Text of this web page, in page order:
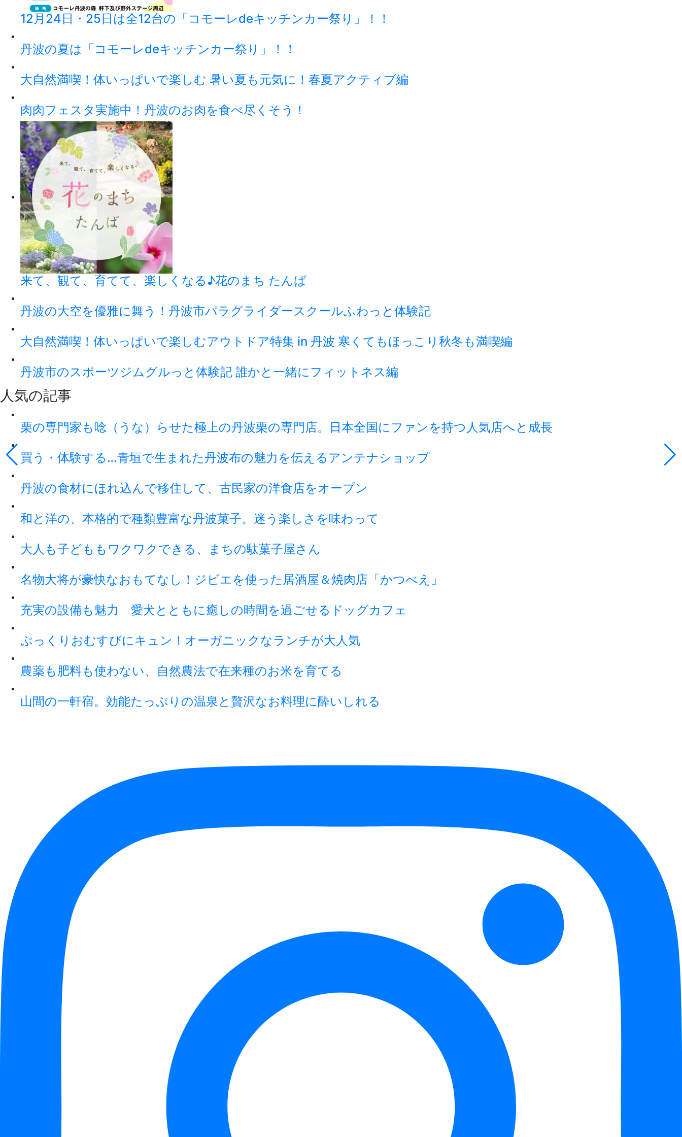
12月24日・25日は全12台の「コモーレdeキッチンカー祭り」！！
丹波の夏は「コモーレdeキッチンカー祭り」！！
大自然満喫！体いっぱいで楽しむ 暑い夏も元気に！春夏アクティブ編
肉肉フェスタ実施中！丹波のお肉を食べ尽くそう！
来て、観て、育てて、楽しくなる♪花のまち たんば
丹波の大空を優雅に舞う！丹波市パラグライダースクールふわっと体験記
大自然満喫！体いっぱいで楽しむアウトドア特集 in 丹波 寒くてもほっこり秋冬も満喫編
丹波市のスポーツジムグルっと体験記 誰かと一緒にフィットネス編
人気の記事
栗の専門家も唸（うな）らせた極上の丹波栗の専門店。日本全国にファンを持つ人気店へと成長
買う・体験する…青垣で生まれた丹波布の魅力を伝えるアンテナショップ
丹波の食材にほれ込んで移住して、古民家の洋食店をオープン
和と洋の、本格的で種類豊富な丹波菓子。迷う楽しさを味わって
大人も子どももワクワクできる、まちの駄菓子屋さん
名物大将が豪快なおもてなし！ジビエを使った居酒屋＆焼肉店「かつべえ」
充実の設備も魅力 愛犬とともに癒しの時間を過ごせるドッグカフェ
ぷっくりおむすびにキュン！オーガニックなランチが大人気
農薬も肥料も使わない、自然農法で在来種のお米を育てる
山間の一軒宿。効能たっぷりの温泉と贅沢なお料理に酔いしれる